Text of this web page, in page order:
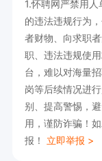
1.怀聘网严禁用
的违法违规行为
者财物、向求职
职、违法违规使
台，难以对海量
岗等后续情况进
别、提高警惕，
用，谨防诈骗！
报！ 立即举报 >